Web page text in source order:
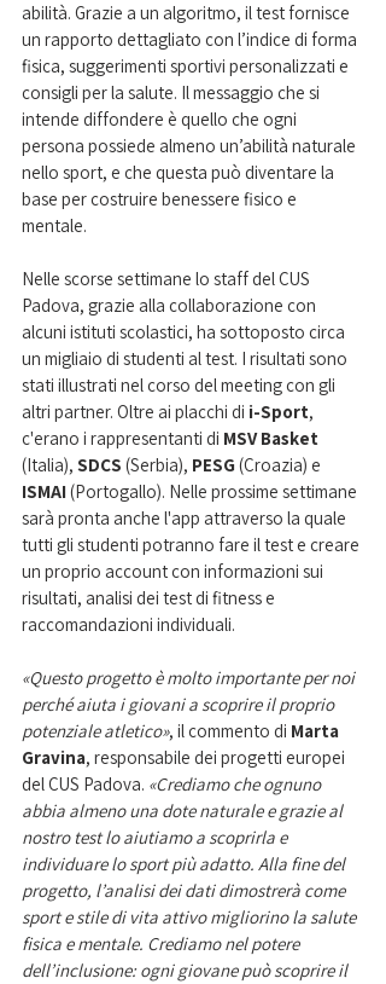
abilità. Grazie a un algoritmo, il test fornisce
un rapporto dettagliato con l’indice di forma
fisica, suggerimenti sportivi personalizzati e
consigli per la salute. Il messaggio che si
intende diffondere è quello che ogni
persona possiede almeno un’abilità naturale
nello sport, e che questa può diventare la
base per costruire benessere fisico e
mentale.
Nelle scorse settimane lo staff del CUS
Padova, grazie alla collaborazione con
alcuni istituti scolastici, ha sottoposto circa
un migliaio di studenti al test. I risultati sono
stati illustrati nel corso del meeting con gli
altri partner. Oltre ai placchi di i-Sport,
c'erano i rappresentanti di MSV Basket
(Italia), SDCS (Serbia), PESG (Croazia) e
ISMAI (Portogallo). Nelle prossime settimane
sarà pronta anche l'app attraverso la quale
tutti gli studenti potranno fare il test e creare
un proprio account con informazioni sui
risultati, analisi dei test di fitness e
raccomandazioni individuali.
«Questo progetto è molto importante per noi
perché aiuta i giovani a scoprire il proprio
potenziale atletico», il commento di Marta
Gravina, responsabile dei progetti europei
del CUS Padova. «Crediamo che ognuno
abbia almeno una dote naturale e grazie al
nostro test lo aiutiamo a scoprirla e
individuare lo sport più adatto. Alla fine del
progetto, l’analisi dei dati dimostrerà come
sport e stile di vita attivo migliorino la salute
fisica e mentale. Crediamo nel potere
dell’inclusione: ogni giovane può scoprire il